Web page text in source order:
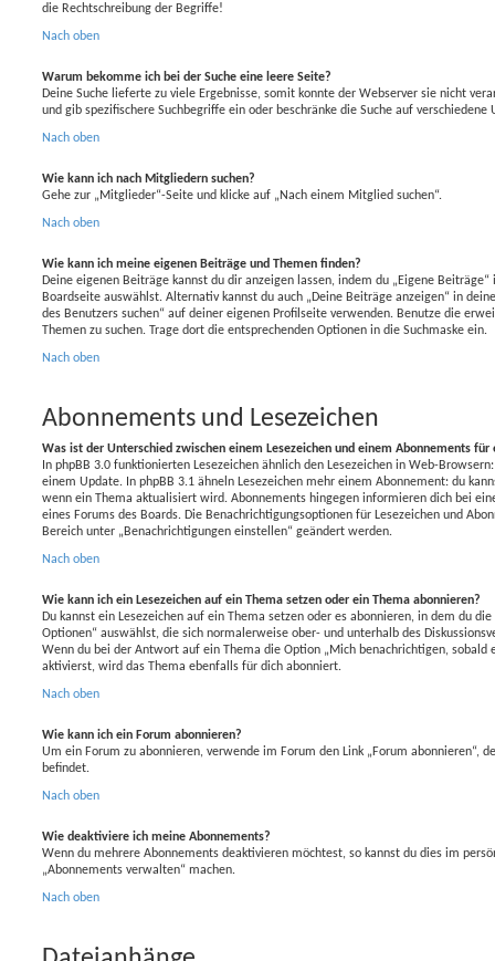
die Rechtschreibung der Begriffe!
Nach oben
Warum bekomme ich bei der Suche eine leere Seite?
Deine Suche lieferte zu viele Ergebnisse, somit konnte der Webserver sie nicht
und gib spezifischere Suchbegriffe ein oder beschränke die Suche auf verschiedene
Nach oben
Wie kann ich nach Mitgliedern suchen?
Gehe zur „Mitglieder“-Seite und klicke auf „Nach einem Mitglied suchen“.
Nach oben
Wie kann ich meine eigenen Beiträge und Themen finden?
Deine eigenen Beiträge kannst du dir anzeigen lassen, indem du „Eigene
Boardseite auswählst. Alternativ kannst du auch „Deine Beiträge anzeigen“ in
des Benutzers suchen“ auf deiner eigenen Profilseite verwenden. Benutze die
Themen zu suchen. Trage dort die entsprechenden Optionen in die Suchmaske ein.
Nach oben
Abonnements und Lesezeichen
Was ist der Unterschied zwischen einem Lesezeichen und einem Abonnements für
In phpBB 3.0 funktionierten Lesezeichen ähnlich den Lesezeichen in Web-
einem Update. In phpBB 3.1 ähneln Lesezeichen mehr einem Abonnement: du
wenn ein Thema aktualisiert wird. Abonnements hingegen informieren dich bei
eines Forums des Boards. Die Benachrichtigungsoptionen für Lesezeichen und
Bereich unter „Benachrichtigungen einstellen“ geändert werden.
Nach oben
Wie kann ich ein Lesezeichen auf ein Thema setzen oder ein Thema abonnieren?
Du kannst ein Lesezeichen auf ein Thema setzen oder es abonnieren, in dem du
Optionen“ auswählst, die sich normalerweise ober- und unterhalb des
Wenn du bei der Antwort auf ein Thema die Option „Mich benachrichtigen, sobald
aktivierst, wird das Thema ebenfalls für dich abonniert.
Nach oben
Wie kann ich ein Forum abonnieren?
Um ein Forum zu abonnieren, verwende im Forum den Link „Forum abonnieren“,
befindet.
Nach oben
Wie deaktiviere ich meine Abonnements?
Wenn du mehrere Abonnements deaktivieren möchtest, so kannst du dies im
„Abonnements verwalten“ machen.
Nach oben